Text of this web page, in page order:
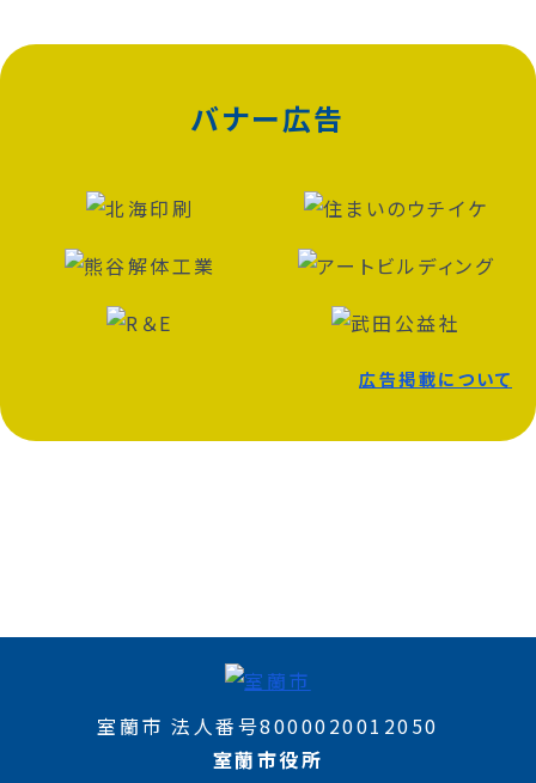
バナー広告
広告掲載について
室蘭市 法人番号8000020012050
室蘭市役所